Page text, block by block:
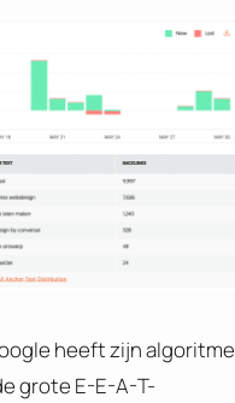
heeft zijn algoritme
grote E-E-A-T-